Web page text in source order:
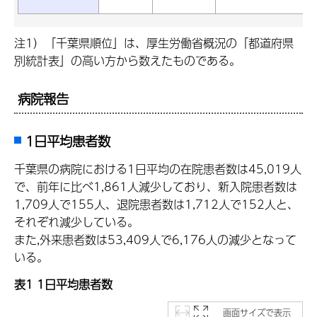
注1）「千葉県順位」は、厚生労働省概況の「都道府県
別統計表」の高い方から数えたものである。
病院報告
1日平均患者数
千葉県の病院における1日平均の在院患者数は45,019人
で、前年に比べ1,861人減少しており、新入院患者数は
1,709人で155人、退院患者数は1,712人で152人と、
それぞれ減少している。
また,外来患者数は53,409人で6,176人の減少となって
いる。
表1 1日平均患者数
画面サイズで表示